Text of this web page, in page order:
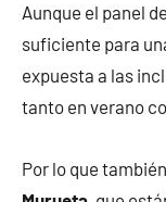
Aunque el panel
suficiente para
expuesta a las
tanto en verano
Por lo que